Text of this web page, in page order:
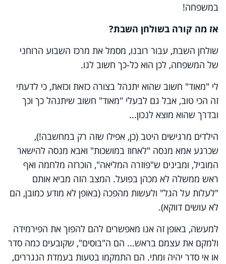
במשפחה!
אז מה קורה בשולחן השבת?
שולחן השבת, עבור רובנו, מסמל את מרכז השבוע הרוחני
של המשפחה, לכן הוא כל-כך חשוב לנו.
לי "מאוד" חשוב שהוא יתנהל בצורה כזאת וכזאת, כי לדעתי
זה הכי טוב, אבל גם לבעלי "מאוד" חשוב שיתנהל כך וכך
ובדרך שהוא מוצא לנכון...
הילדים מרגישים היטב (כן, אפילו שזה רק במחשבה!),
שכרגע אמא מנסה "לאחוז במושכות" ואבא מנסה להישאר
המוביל, ומבינים ש"פוזרה המליאה", הוכרזה מלחמה ואף
ראש ממשלה לא מכהן בפועל. המצב הזה מביא אותם
"לעלות על הגל" ולעשות מהפכה (באופן לא מודע כמובן, הם
לא עושים דווקא).
למעשה, באופן זה אנו מאפשרים להם להפוך את הפירמידה
ולמקם את עצמם בראש... הם ה"בוסים", שקובעים כמה סדר
או אי סדר יהיה ומתי. הם התמקמו בטעות בעמדת הנגררים,